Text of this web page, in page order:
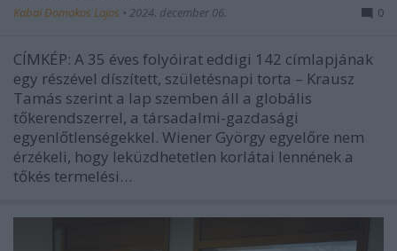
Kabai Domokos Lajos • 2024. december 06. 0
CÍMKÉP: A 35 éves folyóirat eddigi 142 címlapjának
egy részével díszített, születésnapi torta – Krausz
Tamás szerint a lap szemben áll a globális
tőkerendszerrel, a társadalmi-gazdasági
egyenlőtlenségekkel. Wiener György egyelőre nem
érzékeli, hogy leküzdhetetlen korlátai lennének a
tőkés termelési…